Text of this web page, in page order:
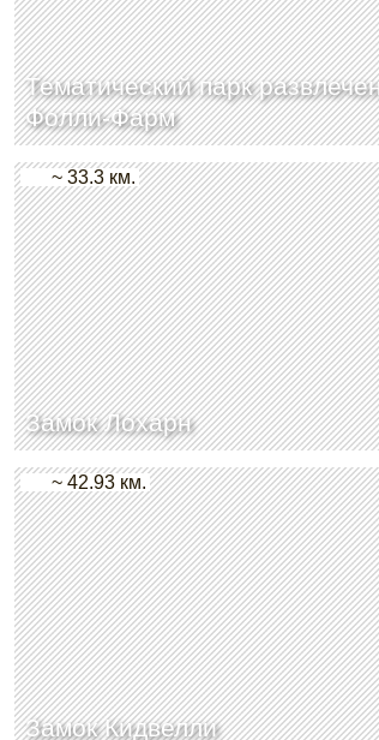
Тематический парк
Фолли-Фарм
Замок Лохарн
~ 33.3 км.
Замок Кидвелли
~ 42.93 км.